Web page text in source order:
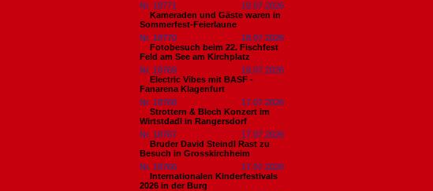
Nr. 18771
19.07.2026
Kameraden und Gäste waren in
Sommerfest-Feierlaune
Nr. 18770
18.07.2026
Fotobesuch beim 22. Fischfest
Feld am See am Kirchplatz
Nr. 18769
18.07.2026
Electric Vibes mit BASF -
Fanarena Klagenfurt
Nr. 18768
17.07.2026
Strottern & Blech Konzert im
Wirtstdadl in Rangersdorf
Nr. 18767
17.07.2026
Bruder David Steindl Rast zu
Besuch in Grosskirchheim
Nr. 18766
17.07.2026
Internationalen Kinderfestivals
2026 in der Burg